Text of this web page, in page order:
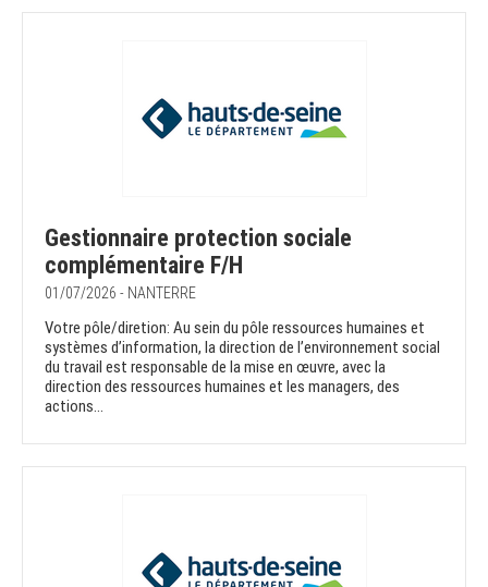
Gestionnaire protection sociale
complémentaire F/H
01/07/2026 - NANTERRE
Votre pôle/diretion: Au sein du pôle ressources humaines et
systèmes d’information, la direction de l’environnement social
du travail est responsable de la mise en œuvre, avec la
direction des ressources humaines et les managers, des
actions...